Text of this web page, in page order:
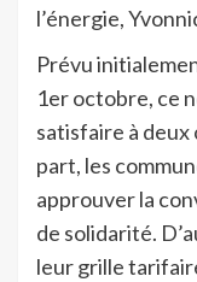
l’énergie,
Prévu
1er octobre, ce
satisfaire à
part, les
approuver la
de solidarité.
leur grille